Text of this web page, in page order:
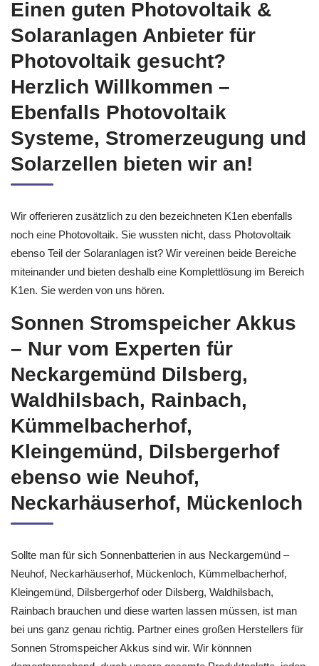
kompetentes Elektrotechnik Team.
Einen guten Photovoltaik &
Solaranlagen Anbieter für
Photovoltaik gesucht?
Herzlich Willkommen –
Ebenfalls Photovoltaik
Systeme, Stromerzeugung und
Wir offerieren zusätzlich zu den bezeichneten K1en ebenfalls
noch eine Photovoltaik. Sie wussten nicht, dass Photovoltaik
ebenso Teil der Solaranlagen ist? Wir vereinen beide Bereiche
K1en. Sie werden von uns hören.
Sonnen Stromspeicher Akkus
– Nur vom Experten für
Neckargemünd Dilsberg,
Waldhilsbach, Rainbach,
Kümmelbacherhof,
Kleingemünd, Dilsbergerhof
ebenso wie Neuhof,
Sollte man für sich Sonnenbatterien in aus Neckargemünd –
Neuhof, Neckarhäuserhof, Mückenloch, Kümmelbacherhof,
Kleingemünd, Dilsbergerhof oder Dilsberg, Waldhilsbach,
Rainbach brauchen und diese warten lassen müssen, ist man
bei uns ganz genau richtig. Partner eines großen Herstellers für